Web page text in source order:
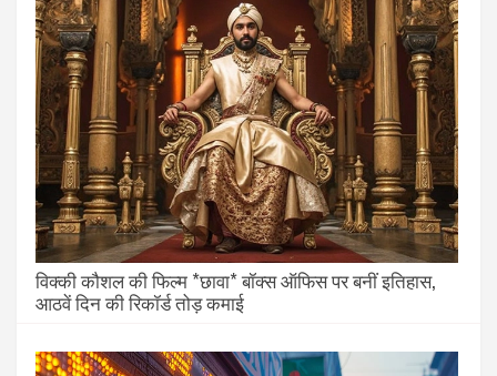
विक्की कौशल की फिल्म *छावा* बॉक्स ऑफिस पर बनीं इतिहास,
आठवें दिन की रिकॉर्ड तोड़ कमाई